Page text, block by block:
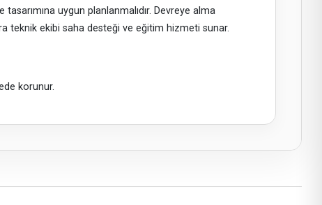
uygun planlanmalıdır. Devreye alma
teknik ekibi saha desteği ve eğitim hizmeti sunar.
korunur.